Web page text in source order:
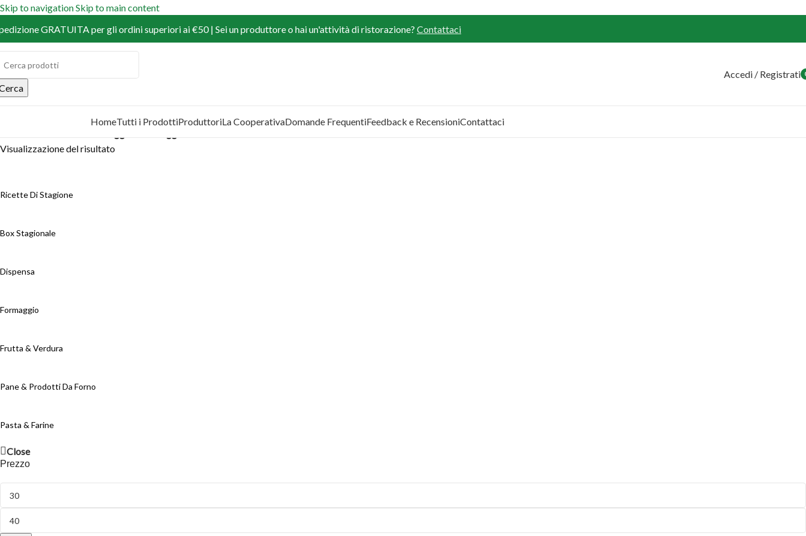
Skip to navigationSkip to main content
GRATUITA per gli ordini superiori ai €50 | Sei un produttore o hai un'attività di ristorazione? Contattaci
Accedi / Registrati
HomeTutti i ProdottiProduttoriLa CooperativaDomande FrequentiFeedback e RecensioniContattaci
Visualizzazione del risultato
Ricette Di Stagione
Box Stagionale
Dispensa
Formaggio
Frutta & Verdura
Pane & Prodotti Da Forno
Pasta & Farine
Close
Prezzo